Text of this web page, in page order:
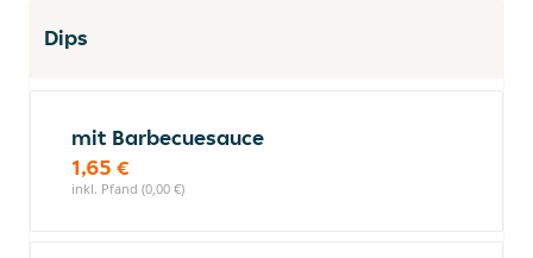
Dips
mit Barbecuesauce
1,65 €
inkl. Pfand (0,00 €)